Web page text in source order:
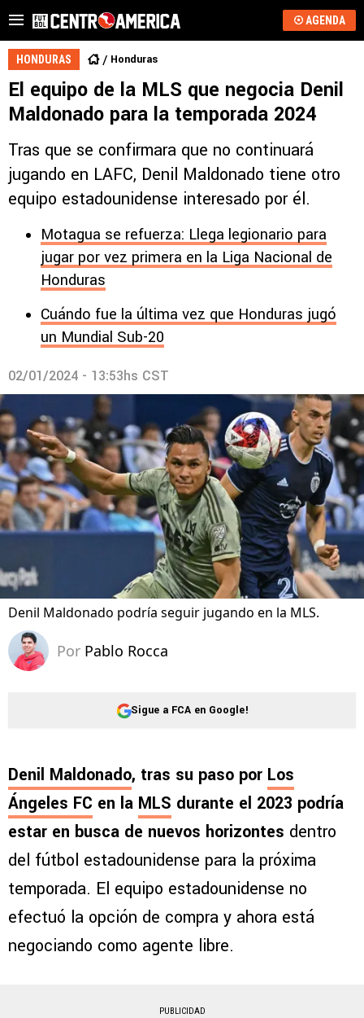
AGENDA
HONDURAS Honduras
El equipo de la MLS que negocia Denil
Maldonado para la temporada 2024
Tras que se confirmara que no continuará
jugando en LAFC, Denil Maldonado tiene otro
equipo estadounidense interesado por él.
Motagua se refuerza: Llega legionario para
jugar por vez primera en la Liga Nacional de
Honduras
Cuándo fue la última vez que Honduras jugó
un Mundial Sub-20
02/01/2024 - 13:53hs CST
Denil Maldonado podría seguir jugando en la MLS.
Por Pablo Rocca
Sigue a FCA en Google!
Denil Maldonado, tras su paso por Los
Ángeles FC en la MLS durante el 2023 podría
estar en busca de nuevos horizontes dentro
del fútbol estadounidense para la próxima
temporada. El equipo estadounidense no
efectuó la opción de compra y ahora está
negociando como agente libre.
PUBLICIDAD